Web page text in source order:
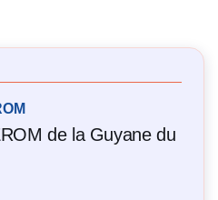
de la Guyane du